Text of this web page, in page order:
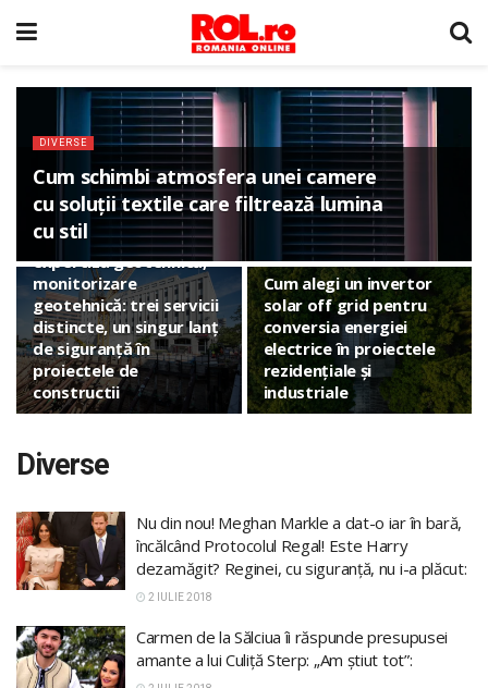
DIVERSE
Cum schimbi atmosfera unei camere
cu soluții textile care filtrează lumina
cu stil
DIVERSE
Studiu geotehnic,
expertiză geotehnică,
monitorizare
geotehnică: trei servicii
distincte, un singur lanț
de siguranță în
proiectele de
constructii
DIVERSE
Cum alegi un invertor
solar off grid pentru
conversia energiei
electrice în proiectele
rezidențiale și
industriale
Diverse
Nu din nou! Meghan Markle a dat-o iar în bară,
încălcând Protocolul Regal! Este Harry
dezamăgit? Reginei, cu siguranță, nu i-a plăcut:
2 IULIE 2018
Carmen de la Sălciua îi răspunde presupusei
amante a lui Culiță Sterp: „Am știut tot”: